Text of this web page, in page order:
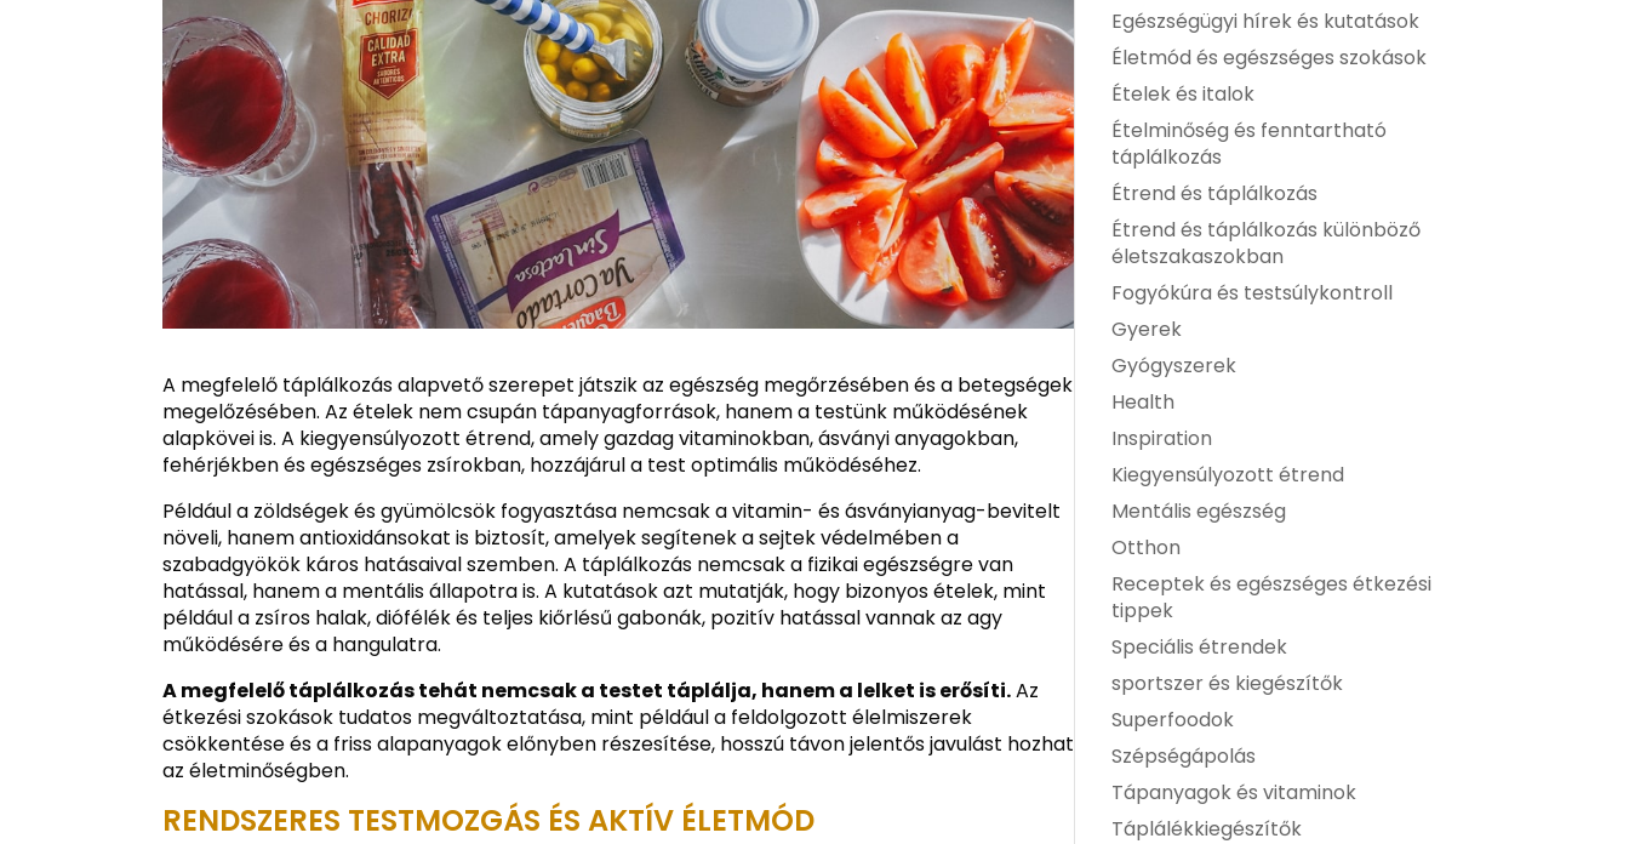
A megfelelő táplálkozás alapvető szerepet játszik az egészség megőrzésében és a betegségek
megelőzésében. Az ételek nem csupán tápanyagforrások, hanem a testünk működésének
alapkövei is. A kiegyensúlyozott étrend, amely gazdag vitaminokban, ásványi anyagokban,
fehérjékben és egészséges zsírokban, hozzájárul a test optimális működéséhez.
Például a zöldségek és gyümölcsök fogyasztása nemcsak a vitamin- és ásványianyag-bevitelt
növeli, hanem antioxidánsokat is biztosít, amelyek segítenek a sejtek védelmében a
szabadgyökök káros hatásaival szemben. A táplálkozás nemcsak a fizikai egészségre van
hatással, hanem a mentális állapotra is. A kutatások azt mutatják, hogy bizonyos ételek, mint
például a zsíros halak, diófélék és teljes kiőrlésű gabonák, pozitív hatással vannak az agy
működésére és a hangulatra.
A megfelelő táplálkozás tehát nemcsak a testet táplálja, hanem a lelket is erősíti.Az
étkezési szokások tudatos megváltoztatása, mint például a feldolgozott élelmiszerek
csökkentése és a friss alapanyagok előnyben részesítése, hosszú távon jelentős javulást hozhat
az életminőségben.
RENDSZERES TESTMOZGÁS ÉS AKTÍV ÉLETMÓD
Egészségügyi hírek és kutatások
Életmód és egészséges szokások
Ételek és italok
Ételminőség és fenntartható
táplálkozás
Étrend és táplálkozás
Étrend és táplálkozás különböző
életszakaszokban
Fogyókúra és testsúlykontroll
Gyerek
Gyógyszerek
Health
Inspiration
Kiegyensúlyozott étrend
Mentális egészség
Otthon
Receptek és egészséges étkezési
tippek
Speciális étrendek
sportszer és kiegészítők
Superfoodok
Szépségápolás
Tápanyagok és vitaminok
Táplálékkiegészítők